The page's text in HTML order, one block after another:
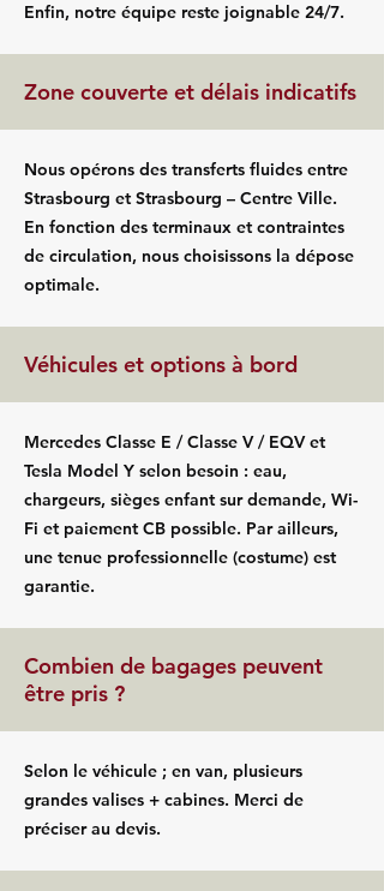
Enfin, notre équipe reste joignable 24/7.
Zone couverte et délais indicatifs
Nous opérons des transferts fluides entre
Strasbourg et Strasbourg – Centre Ville.
En fonction des terminaux et contraintes
de circulation, nous choisissons la dépose
optimale.
Véhicules et options à bord
Mercedes Classe E / Classe V / EQV et
Tesla Model Y selon besoin : eau,
chargeurs, sièges enfant sur demande, Wi-
Fi et paiement CB possible. Par ailleurs,
une tenue professionnelle (costume) est
garantie.
Combien de bagages peuvent
être pris ?
Selon le véhicule ; en van, plusieurs
grandes valises + cabines. Merci de
préciser au devis.